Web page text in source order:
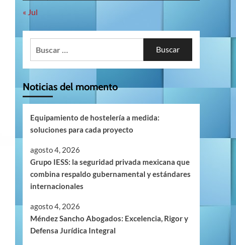
« Jul
Noticias del momento
Equipamiento de hostelería a medida:
soluciones para cada proyecto
agosto 4, 2026
Grupo IESS: la seguridad privada mexicana que
combina respaldo gubernamental y estándares
internacionales
agosto 4, 2026
Méndez Sancho Abogados: Excelencia, Rigor y
Defensa Jurídica Integral